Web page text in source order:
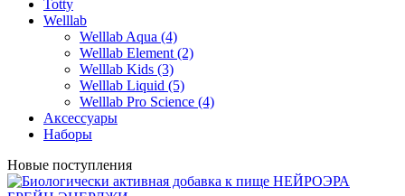
Totty
Welllab
Welllab Aqua (4)
Welllab Element (2)
Welllab Kids (3)
Welllab Liquid (5)
Welllab Pro Science (4)
Аксессуары
Наборы
Новые поступления